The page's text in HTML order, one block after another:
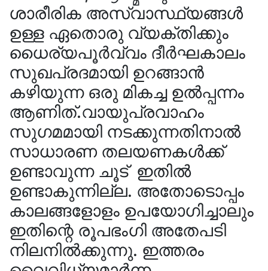
ശാരീരിക അസ്വാസ്ഥ്യങ്ങൾ
ഉള്ള ഏതൊരു വ്യക്തിക്കും
ധൈര്യപൂർവ്വം ദീർഘകാലം
സുഖപ്രദമായി ഉറങ്ങാൻ
കഴിയുന്ന ഒരു മികച്ച ഉൽപ്പന്നം
ആണിത്.വായുപ്രവാഹം
സുഗമമായി നടക്കുന്നതിനാൽ
സാധാരണ തലയണകൾക്ക്
ഉണ്ടാവുന്ന ചൂട് ഇതിൽ
ഉണ്ടാകുന്നില്ല. അതോടൊപ്പം
കാലങ്ങളോളം ഉപയോഗിച്ചാലും
ഇതിന്റെ രൂപഭംഗി അതേപടി
നിലനിൽക്കുന്നു. ഇത്തരം